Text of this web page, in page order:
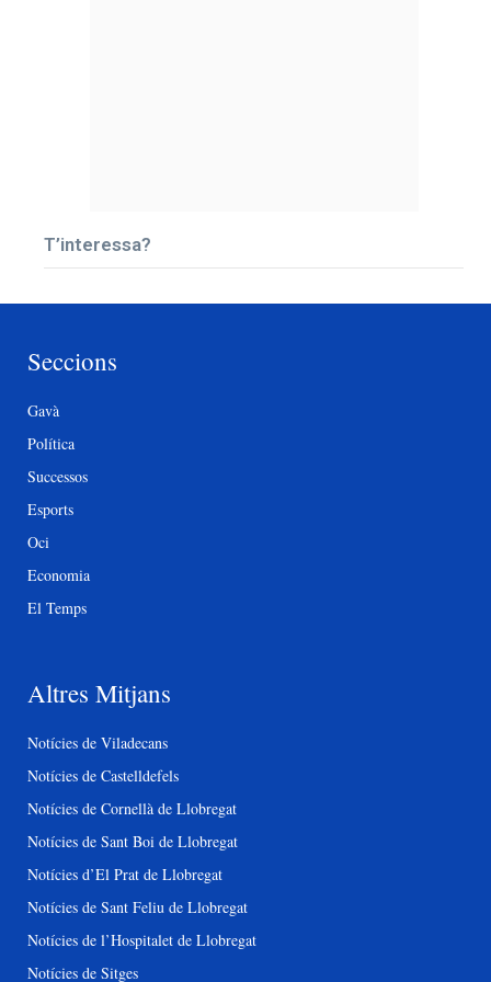
T’interessa?
Seccions
Gavà
Política
Successos
Esports
Oci
Economia
El Temps
Altres Mitjans
Notícies de Viladecans
Notícies de Castelldefels
Notícies de Cornellà de Llobregat
Notícies de Sant Boi de Llobregat
Notícies d’El Prat de Llobregat
Notícies de Sant Feliu de Llobregat
Notícies de l’Hospitalet de Llobregat
Notícies de Sitges